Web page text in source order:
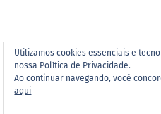
Utilizamos cookies essenciais e
nossa Política de Privacidade.
Ao continuar navegando, você
aqui